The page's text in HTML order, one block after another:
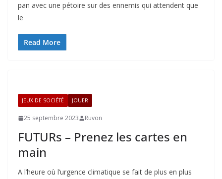
pan avec une pétoire sur des ennemis qui attendent que
le
Read More
JEUX DE SOCIÉTÉ JOUER
25 septembre 2023 Ruvon
FUTURs – Prenez les cartes en
main
A l’heure où l’urgence climatique se fait de plus en plus